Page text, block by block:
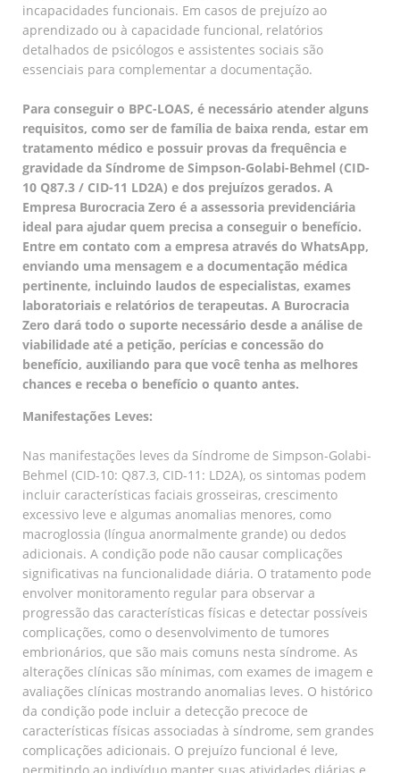
incapacidades funcionais. Em casos de prejuízo ao
aprendizado ou à capacidade funcional, relatórios
detalhados de psicólogos e assistentes sociais são
essenciais para complementar a documentação.
Para conseguir o BPC-LOAS, é necessário atender alguns
requisitos, como ser de família de baixa renda, estar em
tratamento médico e possuir provas da frequência e
gravidade da Síndrome de Simpson-Golabi-Behmel (CID-
10 Q87.3 / CID-11 LD2A) e dos prejuízos gerados. A
Empresa Burocracia Zero é a assessoria previdenciária
ideal para ajudar quem precisa a conseguir o benefício.
Entre em contato com a empresa através do WhatsApp,
enviando uma mensagem e a documentação médica
pertinente, incluindo laudos de especialistas, exames
laboratoriais e relatórios de terapeutas. A Burocracia
Zero dará todo o suporte necessário desde a análise de
viabilidade até a petição, perícias e concessão do
benefício, auxiliando para que você tenha as melhores
chances e receba o benefício o quanto antes.
Manifestações Leves:
Nas manifestações leves da Síndrome de Simpson-Golabi-
Behmel (CID-10: Q87.3, CID-11: LD2A), os sintomas podem
incluir características faciais grosseiras, crescimento
excessivo leve e algumas anomalias menores, como
macroglossia (língua anormalmente grande) ou dedos
adicionais. A condição pode não causar complicações
significativas na funcionalidade diária. O tratamento pode
envolver monitoramento regular para observar a
progressão das características físicas e detectar possíveis
complicações, como o desenvolvimento de tumores
embrionários, que são mais comuns nesta síndrome. As
alterações clínicas são mínimas, com exames de imagem e
avaliações clínicas mostrando anomalias leves. O histórico
da condição pode incluir a detecção precoce de
características físicas associadas à síndrome, sem grandes
complicações adicionais. O prejuízo funcional é leve,
permitindo ao indivíduo manter suas atividades diárias e